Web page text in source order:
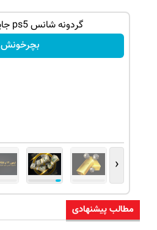
گردونه شانس ps5 جایزه میده 🔥
بچرخونش
‹
مطالب پیشنهادی